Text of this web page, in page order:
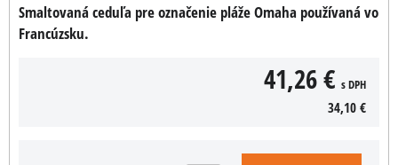
Smaltovaná ceduľa pre označenie pláže Omaha používaná vo
Francúzsku.
41,26 € s DPH
34,10 €